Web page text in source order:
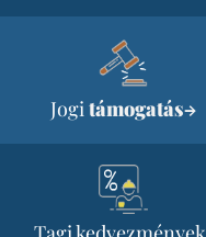
Jogi támogatás→